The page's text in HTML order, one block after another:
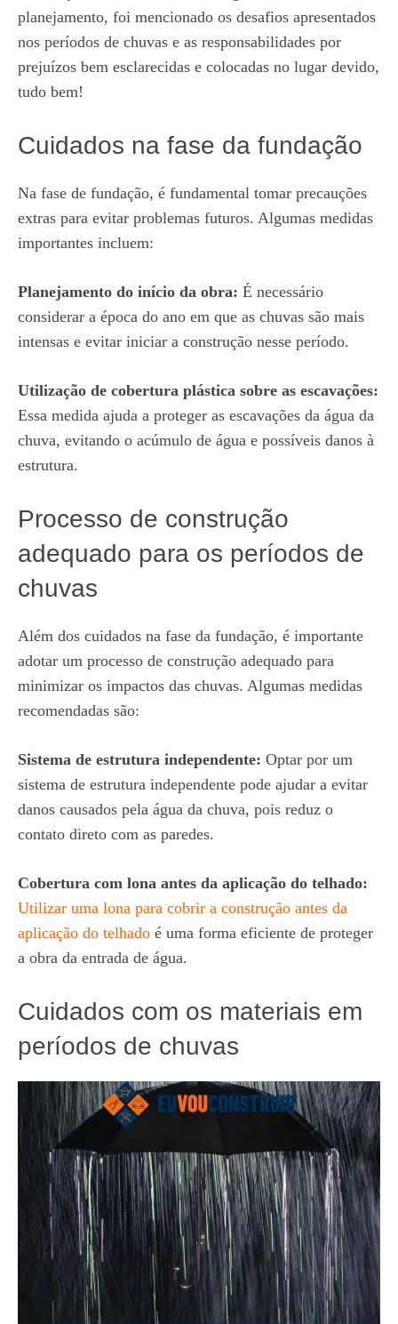
planejamento, foi mencionado os desafios apresentados
nos períodos de chuvas e as responsabilidades por
prejuízos bem esclarecidas e colocadas no lugar devido,
tudo bem!
Cuidados na fase da fundação
Na fase de fundação, é fundamental tomar precauções
extras para evitar problemas futuros. Algumas medidas
importantes incluem:
Planejamento do início da obra: É necessário
considerar a época do ano em que as chuvas são mais
intensas e evitar iniciar a construção nesse período.
Utilização de cobertura plástica sobre as escavações:
Essa medida ajuda a proteger as escavações da água da
chuva, evitando o acúmulo de água e possíveis danos à
estrutura.
Processo de construção
adequado para os períodos de
chuvas
Além dos cuidados na fase da fundação, é importante
adotar um processo de construção adequado para
minimizar os impactos das chuvas. Algumas medidas
recomendadas são:
Sistema de estrutura independente: Optar por um
sistema de estrutura independente pode ajudar a evitar
danos causados pela água da chuva, pois reduz o
contato direto com as paredes.
Cobertura com lona antes da aplicação do telhado:
Utilizar uma lona para cobrir a construção antes da
aplicação do telhado é uma forma eficiente de proteger
a obra da entrada de água.
Cuidados com os materiais em
períodos de chuvas